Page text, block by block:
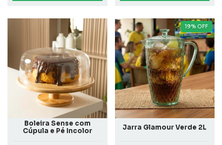
Boleira Sense com
Cúpula e Pé Incolor
19% OFF
Jarra Glamour Verde 2L